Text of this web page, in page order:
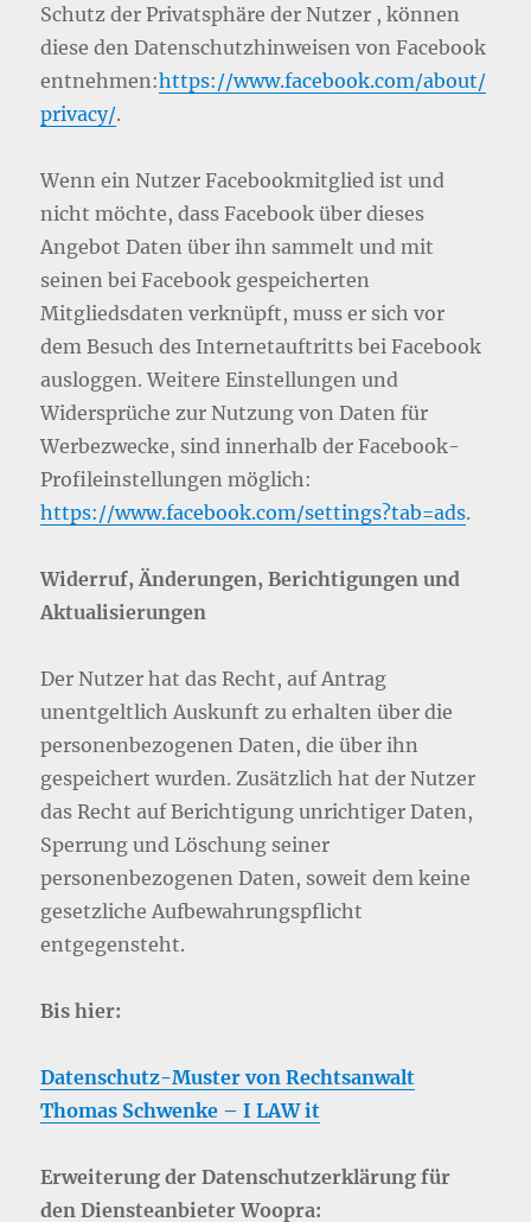
Schutz der Privatsphäre der Nutzer , können
diese den Datenschutzhinweisen von Facebook
entnehmen:https://www.facebook.com/about/
privacy/.
Wenn ein Nutzer Facebookmitglied ist und
nicht möchte, dass Facebook über dieses
Angebot Daten über ihn sammelt und mit
seinen bei Facebook gespeicherten
Mitgliedsdaten verknüpft, muss er sich vor
dem Besuch des Internetauftritts bei Facebook
ausloggen. Weitere Einstellungen und
Widersprüche zur Nutzung von Daten für
Werbezwecke, sind innerhalb der Facebook-
Profileinstellungen möglich:
https://www.facebook.com/settings?tab=ads.
Widerruf, Änderungen, Berichtigungen und
Aktualisierungen
Der Nutzer hat das Recht, auf Antrag
unentgeltlich Auskunft zu erhalten über die
personenbezogenen Daten, die über ihn
gespeichert wurden. Zusätzlich hat der Nutzer
das Recht auf Berichtigung unrichtiger Daten,
Sperrung und Löschung seiner
personenbezogenen Daten, soweit dem keine
gesetzliche Aufbewahrungspflicht
entgegensteht.
Bis hier:
Datenschutz-Muster von Rechtsanwalt
Thomas Schwenke – I LAW it
Erweiterung der Datenschutzerklärung für
den Diensteanbieter Woopra: